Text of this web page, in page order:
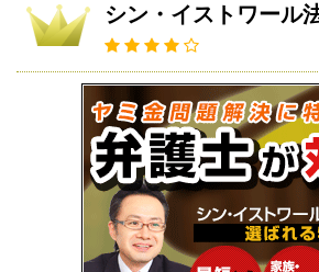
シン・イストワール